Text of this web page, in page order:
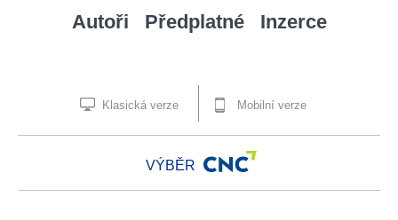
Autoři Předplatné Inzerce
Klasická verze Mobilní verze
VÝBĚR